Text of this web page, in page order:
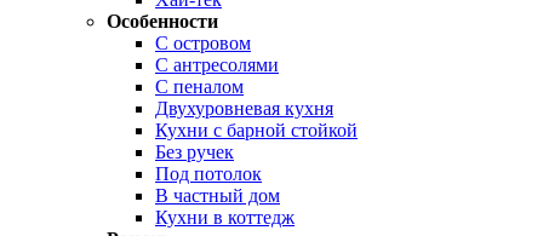
Особенности
С островом
С антресолями
С пеналом
Двухуровневая кухня
Кухни с барной стойкой
Без ручек
Под потолок
В частный дом
Кухни в коттедж